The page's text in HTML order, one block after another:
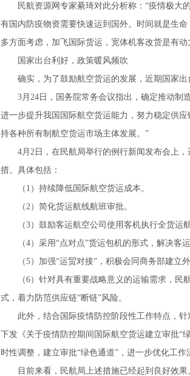
民航资源网专家綦琦对此分析称：“疫情极大
有国内防疫物资需要快速运到国外。时间就是生
多方面考虑，加飞国际货运，宽体机客改货是有动
国家出台利好，政策暖风频吹
确实，为了鼓励航空货运的发展，近期国家出
3月24日，国务院常务会议指出，确定推动制
进一步提升我国国际航空货运能力，努力稳定供
持各种所有制航空货运市场主体发展。”
4月2日，在民航局举行的例行新闻发布会上
措。具体包括：
（1）持续降低国际航空货运成本。
（2）简化货运航线航班审批。
（3）鼓励客运航空公司使用客机执行全货运
（4）采用“点对点”货运包机的形式，解决客
（5）加强“运贸对接”，积极会同商务部建立
（6）针对具有重要战略意义的运输需求，
式，着力防范供应链“断链”风险。
此外，结合国际疫情防控阶段性工作特点，
下发《关于疫情防控期间国际航空货运建立审批“
时性调整，建立审批“绿色通道”，进一步优化工
目前来看，民航局上述措施已经起到良好效